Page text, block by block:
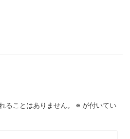
ることはありません。 ※ が付いてい